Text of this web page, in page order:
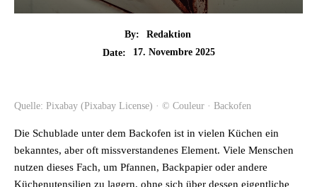
By:
Redaktion
Date:
17. Novembre 2025
Quelle: Pixabay (Pixabay License) · © Couleur · Backofen
Die Schublade unter dem Backofen ist in vielen Küchen ein
bekanntes, aber oft missverstandenes Element. Viele Menschen
nutzen dieses Fach, um Pfannen, Backpapier oder andere
Küchenutensilien zu lagern, ohne sich über dessen eigentliche